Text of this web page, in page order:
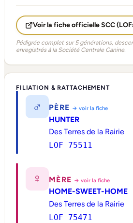
Voir la fiche officielle SCC
Pédigrée complet sur 5 générations,
enregistrés à la Société Centrale Canine.
FILIATION & RATTACHEMENT
♂ PÈRE → voir la fiche
HUNTER
Des Terres de la Rairie
LOF 75511
♀ MÈRE → voir la fiche
HOME-SWEET-HOME
Des Terres de la Rairie
LOF 75471